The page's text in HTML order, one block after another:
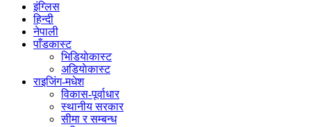
इंग्लिस
हिन्दी
नेपाली
पाँडकास्ट
भिडियाेकास्ट
अडियाेकास्ट
राइजिंग-मधेश
विकास-पूर्वाधार
स्थानीय सरकार
सीमा र सम्बन्ध